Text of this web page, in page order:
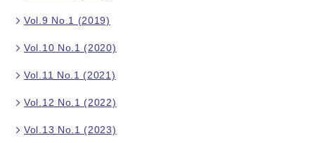
Vol.9 No.1 (2019)
Vol.10 No.1 (2020)
Vol.11 No.1 (2021)
Vol.12 No.1 (2022)
Vol.13 No.1 (2023)